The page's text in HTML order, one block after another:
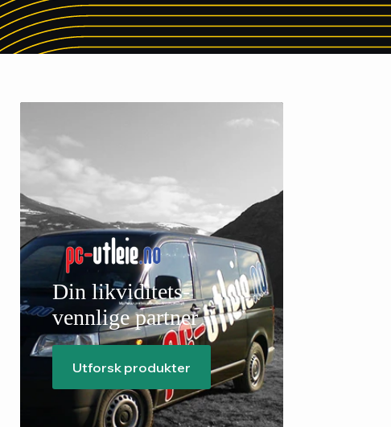
Din likviditets-
vennlige partner
Utforsk produkter